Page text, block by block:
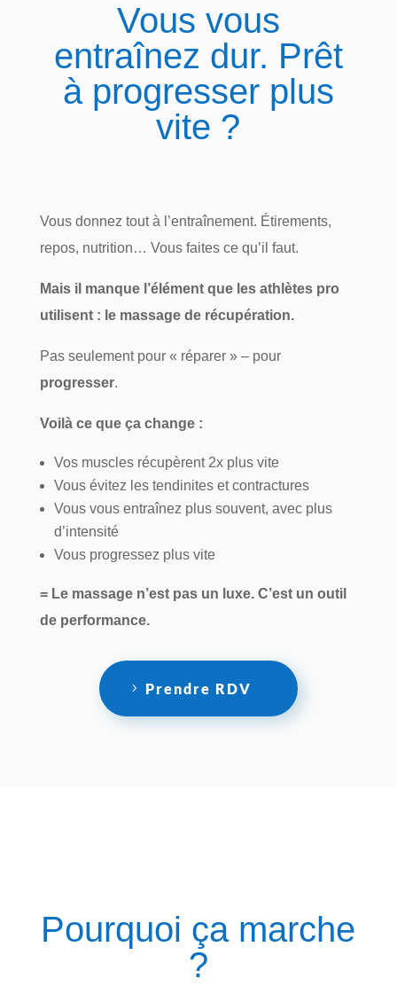
Vous vous
entraînez dur. Prêt
à progresser plus
vite ?
Vous donnez tout à l’entraînement. Étirements,
repos, nutrition… Vous faites ce qu’il faut.
Mais il manque l’élément que les athlètes pro
utilisent : le massage de récupération.
Pas seulement pour « réparer » – pour
progresser.
Voilà ce que ça change :
Vos muscles récupèrent 2x plus vite
Vous évitez les tendinites et contractures
Vous vous entraînez plus souvent, avec plus
d’intensité
Vous progressez plus vite
= Le massage n’est pas un luxe. C’est un outil
de performance.
Prendre RDV
Pourquoi ça marche
?